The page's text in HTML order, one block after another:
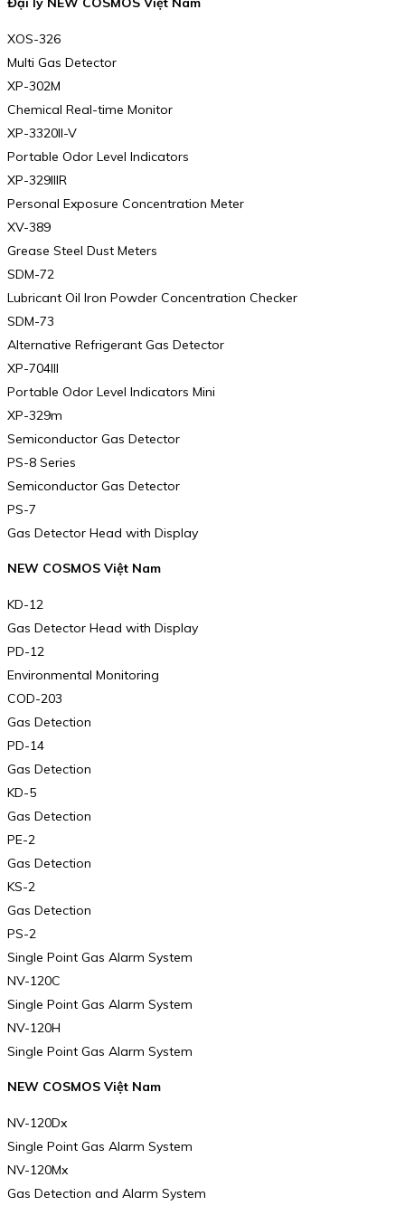
XOS-326
Multi Gas Detector
XP-302M
Chemical Real-time Monitor
XP-3320II-V
Portable Odor Level Indicators
XP-329IIIR
Personal Exposure Concentration Meter
XV-389
Grease Steel Dust Meters
SDM-72
Lubricant Oil Iron Powder Concentration Checker
SDM-73
Alternative Refrigerant Gas Detector
XP-704III
Portable Odor Level Indicators Mini
XP-329m
Semiconductor Gas Detector
PS-8 Series
Semiconductor Gas Detector
PS-7
Gas Detector Head with Display
NEW COSMOS Việt Nam
KD-12
Gas Detector Head with Display
PD-12
Environmental Monitoring
COD-203
Gas Detection
PD-14
Gas Detection
KD-5
Gas Detection
PE-2
Gas Detection
KS-2
Gas Detection
PS-2
Single Point Gas Alarm System
NV-120C
Single Point Gas Alarm System
NV-120H
Single Point Gas Alarm System
NEW COSMOS Việt Nam
NV-120Dx
Single Point Gas Alarm System
NV-120Mx
Gas Detection and Alarm System